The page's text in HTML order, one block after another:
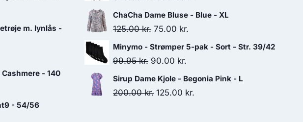
m. lynlås -
- 140
- 54/56
price
was:
price
ChaCha Dame Bluse - Blue - XL
125.00kr. Original
price
was:
75.00 kr.
price
Minymo - Strømper 5-pak - Sort - Str. 39/42
99.95kr. Original
price
was:
90.00 kr.
price
is:
Sirup Dame Kjole - Begonia Pink - L
200.00kr. Original
125.00 kr.